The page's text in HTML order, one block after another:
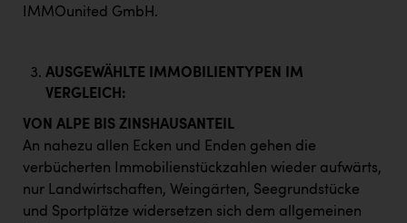
IMMOunited GmbH.
AUSGEWÄHLTE IMMOBILIENTYPEN IM
VERGLEICH:
VON ALPE BIS ZINSHAUSANTEIL
An nahezu allen Ecken und Enden gehen die
verbücherten Immobilienstückzahlen wieder aufwärts,
nur Landwirtschaften, Weingärten, Seegrundstücke
und Sportplätze widersetzen sich dem allgemeinen